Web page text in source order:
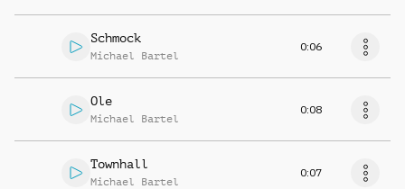
Schmock
Michael Bartel
0:06
Ole
Michael Bartel
0:08
Townhall
Michael Bartel
0:07